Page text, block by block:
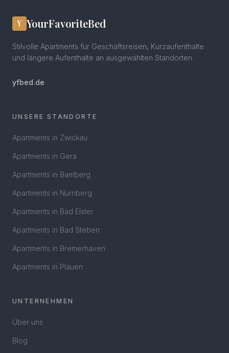
Y YourFavoriteBed
Stilvolle Apartments für Geschäftsreisen, Kurzaufenthalte
und längere Aufenthalte an ausgewählten Standorten.
yfbed.de
UNSERE STANDORTE
Apartments in Zwickau
Apartments in Gera
Apartments in Bamberg
Apartments in Nürnberg
Apartments in Bad Elster
Apartments in Bad Steben
Apartments in Bremerhaven
Apartments in Plauen
UNTERNEHMEN
Über uns
Blog